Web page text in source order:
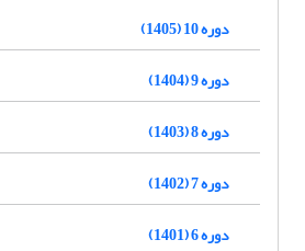
دوره 10 (1405)
دوره 9 (1404)
دوره 8 (1403)
دوره 7 (1402)
دوره 6 (1401)